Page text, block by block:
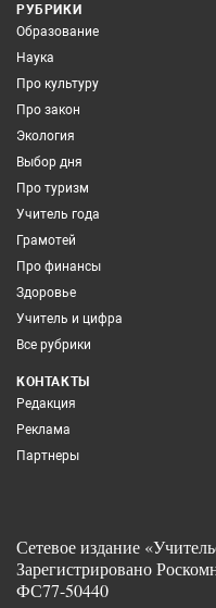
РУБРИКИ
Образование
Наука
Про культуру
Про закон
Экология
Выбор дня
Про туризм
Учитель года
Грамотей
Про финансы
Здоровье
Учитель и цифра
Все рубрики
КОНТАКТЫ
Редакция
Реклама
Партнеры
Сетевое издание
Зарегистрировано
ФС77-50440